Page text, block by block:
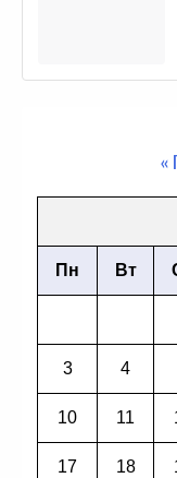
«
Пн Вт
3 4
10 11
17 18